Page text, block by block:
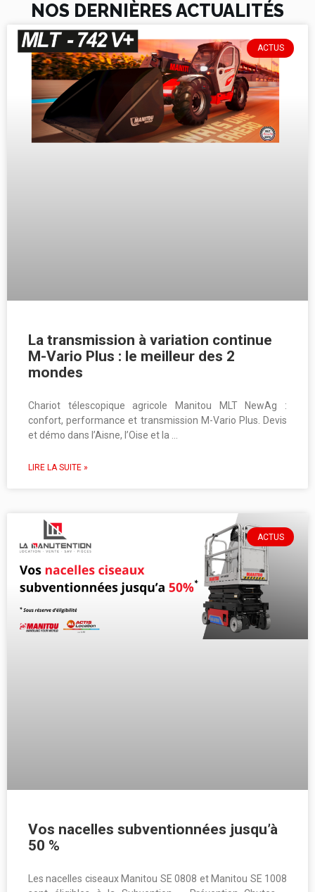
NOS DERNIÈRES ACTUALITÉS
ACTUS
La transmission à variation continue
M-Vario Plus : le meilleur des 2
mondes
Chariot télescopique agricole Manitou MLT NewAg :
confort, performance et transmission M-Vario Plus. Devis
et démo dans l’Aisne, l’Oise et la …
LIRE LA SUITE »
ACTUS
Vos nacelles subventionnées jusqu’à
50 %
Les nacelles ciseaux Manitou SE 0808 et Manitou SE 1008